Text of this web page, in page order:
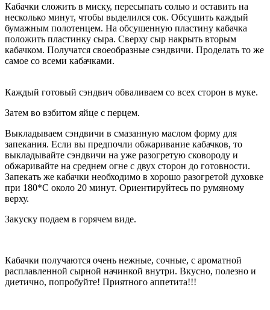
Кабачки сложить в миску, пересыпать солью и оставить на
несколько минут, чтобы выделился сок. Обсушить каждый
бумажным полотенцем. На обсушенную пластину кабачка
положить пластинку сыра. Сверху сыр накрыть вторым
кабачком. Получатся своеобразные сэндвичи. Проделать то же
самое со всеми кабачками.
Каждый готовый сэндвич обваливаем со всех сторон в муке.
Затем во взбитом яйце с перцем.
Выкладываем сэндвичи в смазанную маслом форму для
запекания. Если вы предпочли обжаривание кабачков, то
выкладывайте сэндвичи на уже разогретую сковороду и
обжаривайте на среднем огне с двух сторон до готовности.
Запекать же кабачки необходимо в хорошо разогретой духовке
при 180*С около 20 минут. Ориентируйтесь по румяному
верху.
Закуску подаем в горячем виде.
Кабачки получаются очень нежные, сочные, с ароматной
расплавленной сырной начинкой внутри. Вкусно, полезно и
диетично, попробуйте! Приятного аппетита!!!